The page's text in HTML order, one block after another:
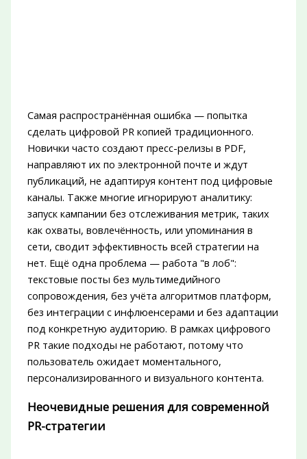
Самая распространённая ошибка — попытка
сделать цифровой PR копией традиционного.
Новички часто создают пресс-релизы в PDF,
направляют их по электронной почте и ждут
публикаций, не адаптируя контент под цифровые
каналы. Также многие игнорируют аналитику:
запуск кампании без отслеживания метрик, таких
как охваты, вовлечённость, или упоминания в
сети, сводит эффективность всей стратегии на
нет. Ещё одна проблема — работа "в лоб":
текстовые посты без мультимедийного
сопровождения, без учёта алгоритмов платформ,
без интеграции с инфлюенсерами и без адаптации
под конкретную аудиторию. В рамках цифрового
PR такие подходы не работают, потому что
пользователь ожидает моментального,
персонализированного и визуального контента.
Неочевидные решения для современной
PR-стратегии